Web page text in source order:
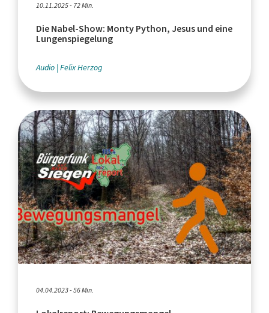
10.11.2025 - 72 Min.
Die Nabel-Show: Monty Python, Jesus und eine
Lungenspiegelung
Audio Felix Herzog
04.04.2023 - 56 Min.